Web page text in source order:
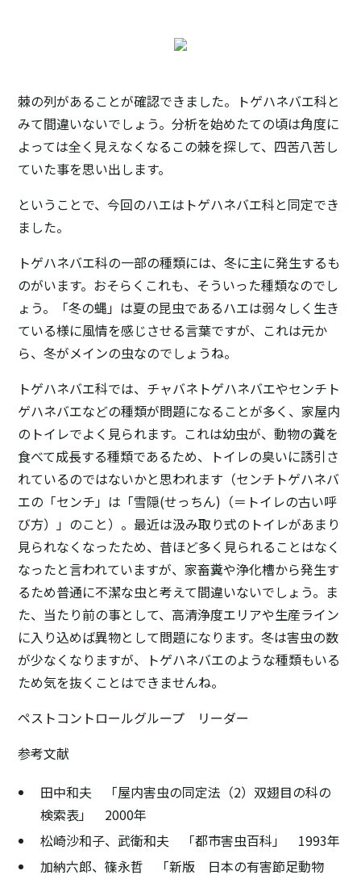
棘の列があることが確認できました。トゲハネバエ科と
みて間違いないでしょう。分析を始めたての頃は角度に
よっては全く見えなくなるこの棘を探して、四苦八苦し
ていた事を思い出します。
ということで、今回のハエはトゲハネバエ科と同定でき
ました。
トゲハネバエ科の一部の種類には、冬に主に発生するも
のがいます。おそらくこれも、そういった種類なのでし
ょう。「冬の蝿」は夏の昆虫であるハエは弱々しく生き
ている様に風情を感じさせる言葉ですが、これは元か
ら、冬がメインの虫なのでしょうね。
トゲハネバエ科では、チャバネトゲハネバエやセンチト
ゲハネバエなどの種類が問題になることが多く、家屋内
のトイレでよく見られます。これは幼虫が、動物の糞を
食べて成長する種類であるため、トイレの臭いに誘引さ
れているのではないかと思われます（センチトゲハネバ
エの「センチ」は「雪隠(せっちん)（＝トイレの古い呼
び方）」のこと）。最近は汲み取り式のトイレがあまり
見られなくなったため、昔ほど多く見られることはなく
なったと言われていますが、家畜糞や浄化槽から発生す
るため普通に不潔な虫と考えて間違いないでしょう。ま
た、当たり前の事として、高清浄度エリアや生産ライン
に入り込めば異物として問題になります。冬は害虫の数
が少なくなりますが、トゲハネバエのような種類もいる
ため気を抜くことはできませんね。
ペストコントロールグループ リーダー
参考文献
田中和夫 「屋内害虫の同定法（2）双翅目の科の
検索表」 2000年
松崎沙和子、武衛和夫 「都市害虫百科」 1993年
加納六郎、篠永哲 「新版 日本の有害節足動物